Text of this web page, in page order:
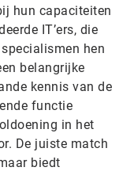
hun capaciteiten
IT’ers, die
hen
belangrijke
kennis van de
functie
in het
De juiste match
biedt